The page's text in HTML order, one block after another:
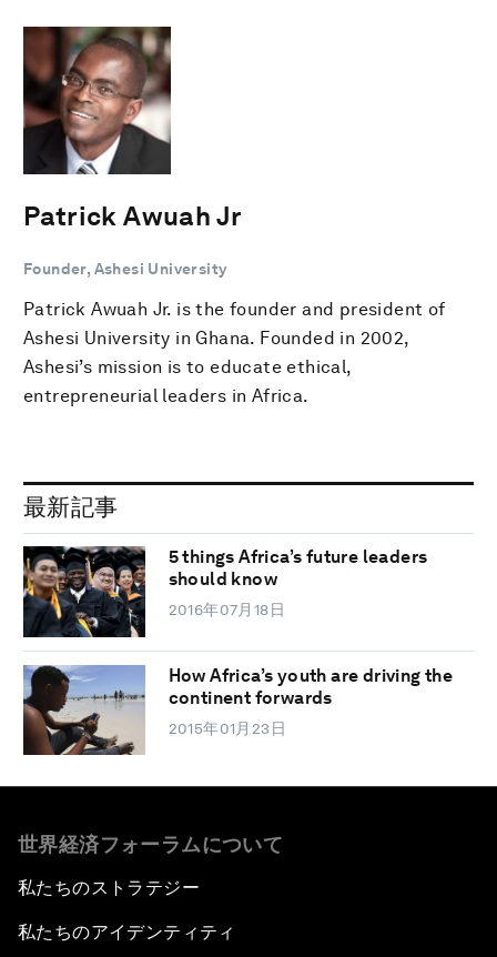
Patrick Awuah Jr
Founder, Ashesi University
Patrick Awuah Jr. is the founder and president of
Ashesi University in Ghana. Founded in 2002,
Ashesi’s mission is to educate ethical,
entrepreneurial leaders in Africa.
最新記事
5 things Africa’s future leaders
should know
2016年07月18日
How Africa’s youth are driving the
continent forwards
2015年01月23日
世界経済フォーラムについて
私たちのストラテジー
私たちのアイデンティティ